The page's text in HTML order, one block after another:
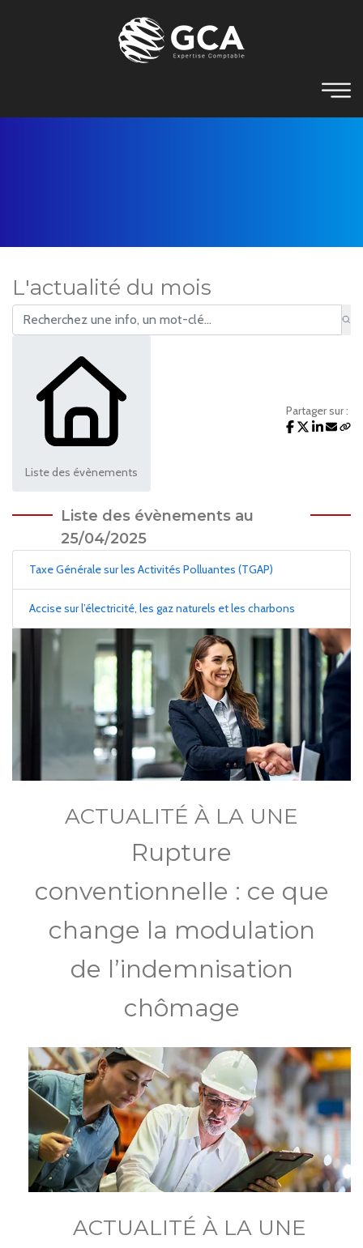
L'actualité du mois
Liste des évènements
Partager sur :
Liste des évènements au
25/04/2025
Taxe Générale sur les Activités Polluantes (TGAP)
Accise sur l’électricité, les gaz naturels et les charbons
ACTUALITÉ À LA UNE
Rupture
conventionnelle : ce que
change la modulation
de l’indemnisation
chômage
ACTUALITÉ À LA UNE